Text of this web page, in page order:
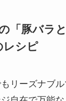
「豚バラ
レシピ
リーズナブ